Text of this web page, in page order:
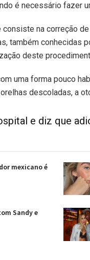
é necessário fazer
na correção
também conhecidas
deste
uma forma pouco
descoladas, a
e diz que
mexicano é
Sandy e